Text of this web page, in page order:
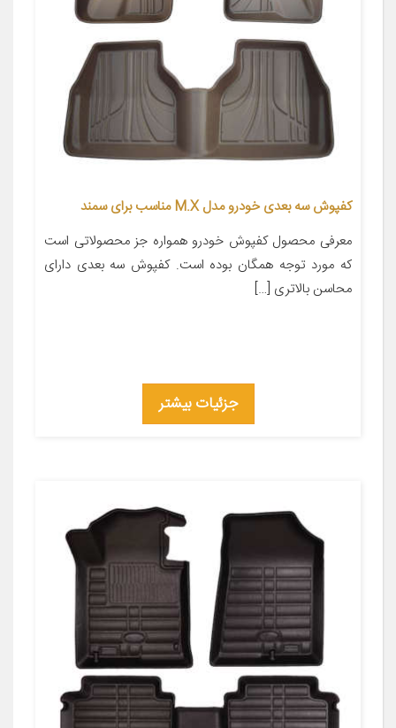
کفپوش سه بعدی خودرو مدل M.X مناسب برای سمند
معرفی محصول کفپوش خودرو همواره جز محصولاتی است
که مورد توجه همگان بوده است. کفپوش سه بعدی دارای
محاسن بالاتری […]
جزئیات بیشتر